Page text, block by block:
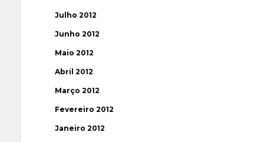
Julho 2012
Junho 2012
Maio 2012
Abril 2012
Março 2012
Fevereiro 2012
Janeiro 2012